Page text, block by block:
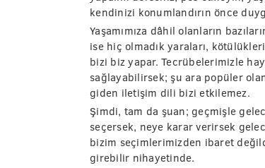
kendinizi konumlandırın önce
Yaşamımıza dâhil olanların
ise hiç olmadık yaraları,
bizi biz yapar. Tecrübelerimizle
sağlayabilirsek; şu ara popüler
giden iletişim dili bizi etkilemez.
Şimdi, tam da şuan; geçmişle
seçersek, neye karar verirsek
bizim seçimlerimizden ibaret
girebilir nihayetinde.